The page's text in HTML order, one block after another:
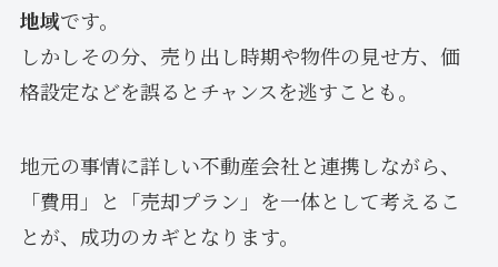
地域です。
しかしその分、売り出し時期や物件の見せ方、価
格設定などを誤るとチャンスを逃すことも。
地元の事情に詳しい不動産会社と連携しながら、
「費用」と「売却プラン」を一体として考えるこ
とが、成功のカギとなります。